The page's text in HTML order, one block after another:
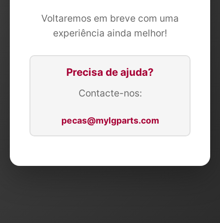
Voltaremos em breve com uma
experiência ainda melhor!
Precisa de ajuda?
Contacte-nos:
pecas@mylgparts.com